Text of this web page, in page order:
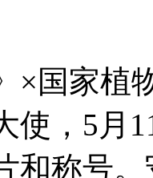
×国家
使，5月
和称号